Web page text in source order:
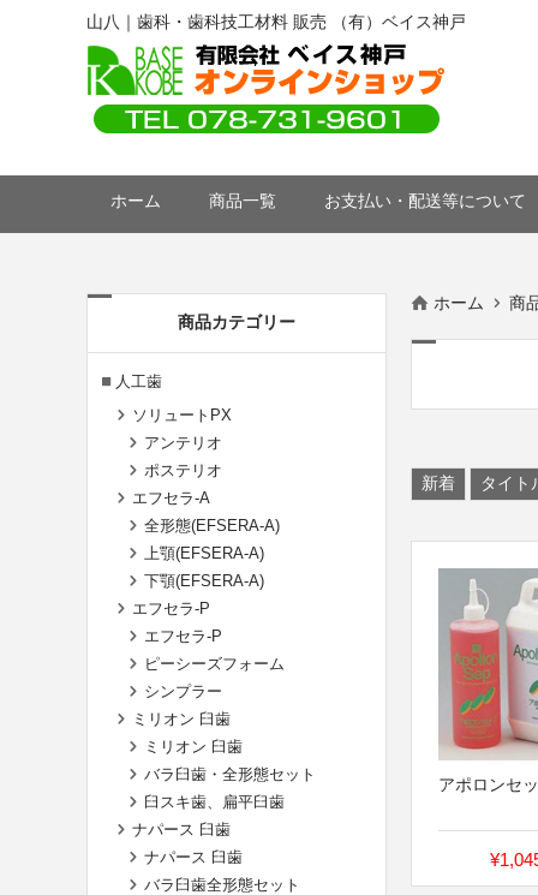
山八｜歯科・歯科技工材料 販売 （有）ベイス神戸
ホーム 商品一覧 お支払い・配送等について
ホーム 商
新着 タイト
アポロンセ
商品カテゴリー
人工歯
ソリュートPX
アンテリオ
ポステリオ
エフセラ-A
全形態(EFSERA-A)
上顎(EFSERA-A)
下顎(EFSERA-A)
エフセラ-P
エフセラ-P
ピーシーズフォーム
シンプラー
ミリオン 臼歯
ミリオン 臼歯
バラ臼歯・全形態セット
臼スキ歯、扁平臼歯
ナパース 臼歯
ナパース 臼歯
バラ臼歯全形態セット